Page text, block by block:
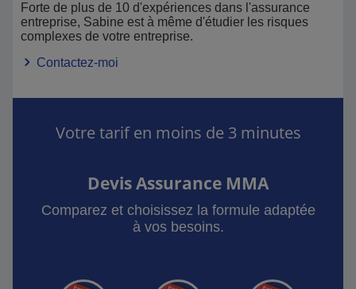
Forte de plus de 10 d'expériences dans l'assurance
entreprise, Sabine est à même d'étudier les risques
complexes de votre entreprise.
Contactez-moi
Votre tarif en moins de 3 minutes
Devis Assurance MMA
Comparez et choisissez la formule adaptée
à vos besoins.